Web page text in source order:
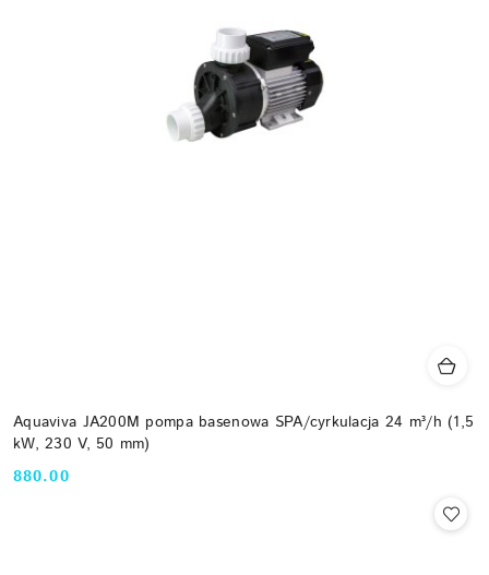
Aquaviva JA200M pompa basenowa SPA/cyrkulacja 24 m³/h (1,5
kW, 230 V, 50 mm)
Cena:
880.00